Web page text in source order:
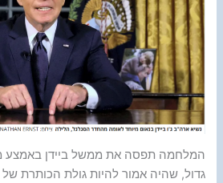
המלחמה תפסה את ממשל ביידן באמצע
גדול, שהיה אמור להיות גולת הכותרת של